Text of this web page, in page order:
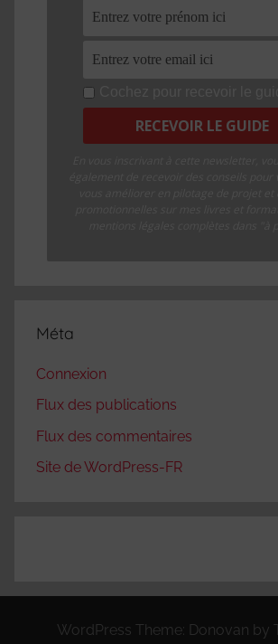
Méta
Connexion
Flux des publications
Flux des commentaires
Site de WordPress-FR
WordPress Theme: Donovan by